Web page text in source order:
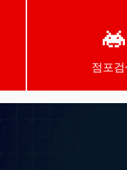
점포검